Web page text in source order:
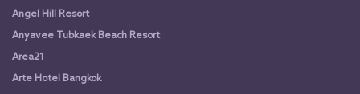
Angel Hill Resort
Anyavee Tubkaek Beach Resort
Area21
Arte Hotel Bangkok